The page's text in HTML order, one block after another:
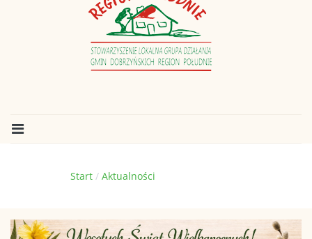
Start Aktualności